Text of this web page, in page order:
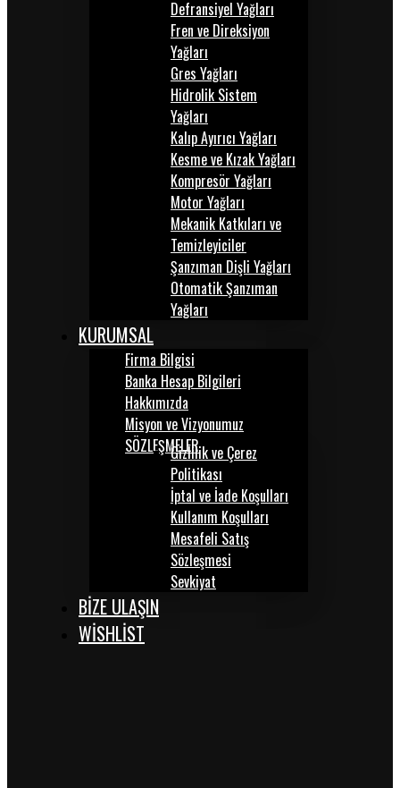
Defransiyel Yağları
Fren ve Direksiyon
Yağları
Gres Yağları
Hidrolik Sistem
Yağları
Kalıp Ayırıcı Yağları
Kesme ve Kızak Yağları
Kompresör Yağları
Motor Yağları
Mekanik Katkıları ve
Temizleyiciler
Şanzıman Dişli Yağları
Otomatik Şanzıman
Yağları
KURUMSAL
Firma Bilgisi
Banka Hesap Bilgileri
Hakkımızda
Misyon ve Vizyonumuz
SÖZLEŞMELERGizlilik ve Çerez
Politikası
İptal ve İade Koşulları
Kullanım Koşulları
Mesafeli Satış
Sözleşmesi
Sevkiyat
BİZE ULAŞIN
WISHLIST